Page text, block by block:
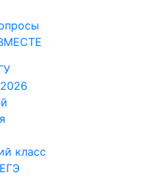
класс